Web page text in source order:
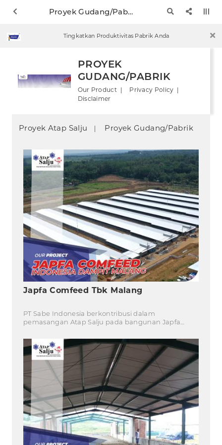
Proyek Gudang/Pabrik
Tingkatkan Produktivitas Pabrik Anda
PROYEK
GUDANG/PABRIK
Our Product
Privacy Policy
Disclaimer
Proyek Atap Salju Proyek Gudang/Pabrik
Japfa Comfeed Tbk Malang
PT Sabe Indonesia berkontribusi dalam
pemasangan Atap Salju pada bangunan Japfa